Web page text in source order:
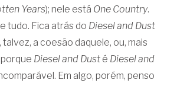
Years); nele está One Country.
tudo. Fica atrás do Diesel and Dust
a coesão daquele, ou, mais
Diesel and Dust é Diesel and
Em algo, porém, penso